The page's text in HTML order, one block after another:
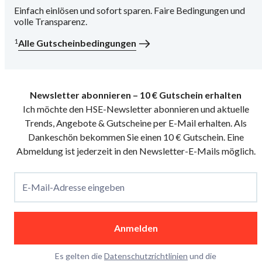
Einfach einlösen und sofort sparen. Faire Bedingungen und
volle Transparenz.
1Alle Gutscheinbedingungen
Newsletter abonnieren – 10 € Gutschein erhalten
Ich möchte den HSE-Newsletter abonnieren und aktuelle
Trends, Angebote & Gutscheine per E-Mail erhalten. Als
Dankeschön bekommen Sie einen 10 € Gutschein. Eine
Abmeldung ist jederzeit in den Newsletter-E-Mails möglich.
E-Mail-Adresse eingeben
Anmelden
Es gelten dieDatenschutzrichtlinien und die